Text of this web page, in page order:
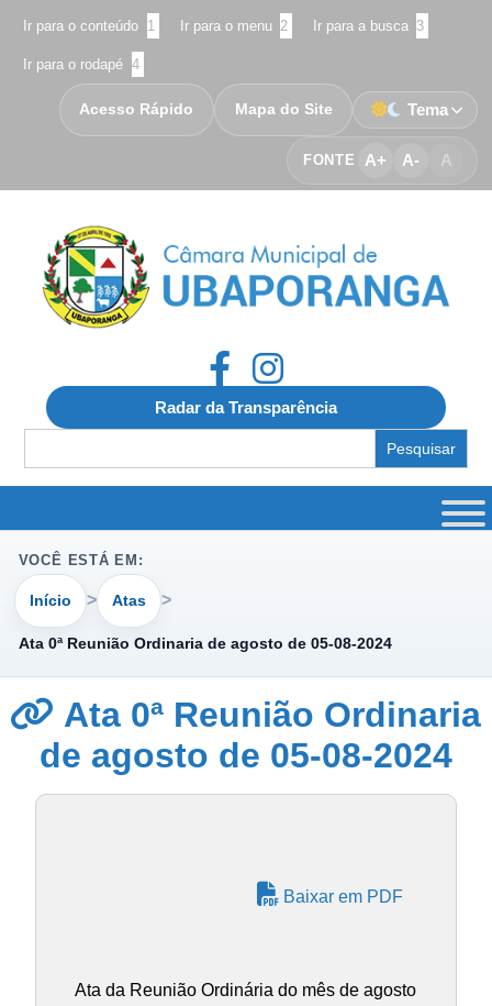
Ir para o conteúdo 1 Ir para o menu 2 Ir para a busca 3
Ir para o rodapé 4
FONTE A+ A- A
Acesso Rápido Mapa do Site Tema
Radar da Transparência
for:
VOCÊ ESTÁ EM:
Início Atas
Ata 0ª Reunião Ordinaria de agosto de 05-08-2024
Ata 0ª Reunião Ordinaria
de agosto de 05-08-2024
Baixar em PDF
Ata da Reunião Ordinária do mês de agosto